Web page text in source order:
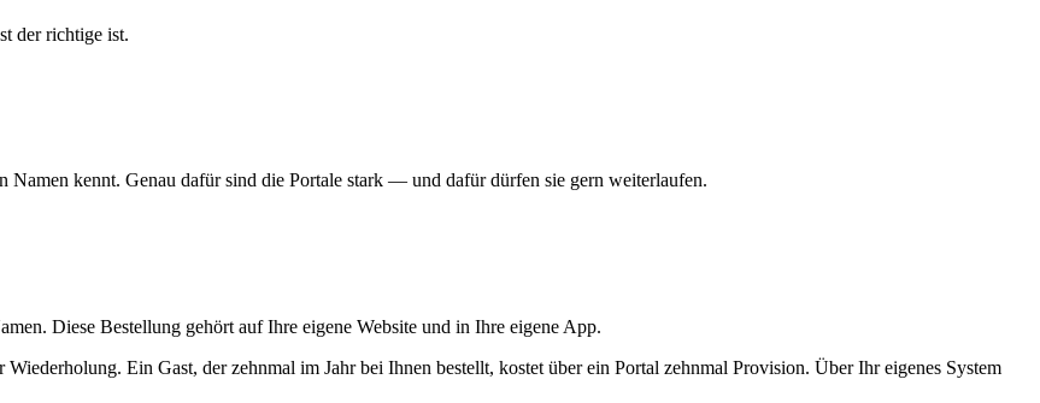
der richtige ist.
Namen kennt. Genau dafür sind die Portale stark — und dafür dürfen sie gern weiterlaufen.
Diese Bestellung gehört auf Ihre eigene Website und in Ihre eigene App.
Ein Gast, der zehnmal im Jahr bei Ihnen bestellt, kostet über ein Portal zehnmal Provision. Über Ihr eigenes System